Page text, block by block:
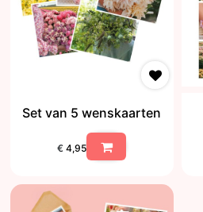
Set van 5 wenskaarten
€4,95